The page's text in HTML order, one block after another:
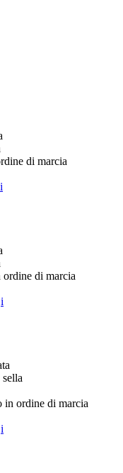
di marcia
i
ordine di marcia
i
in ordine di marcia
i